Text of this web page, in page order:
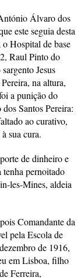
Álvaro dos
este seguia desta
Hospital de base
Raul Pinto do
Jesus
na altura,
a punição do
Santos Pereira:
ao curativo,
sua cura.
de dinheiro e
pernoitado
les-Mines, aldeia
Comandante da
pela Escola de
de 1916,
em Lisboa, filho
Ferreira,